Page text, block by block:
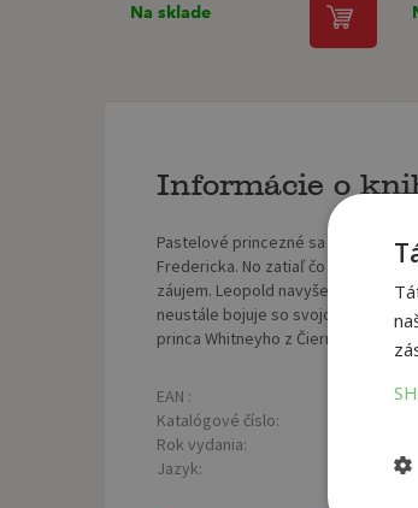
Na sklade
Informácie o
Pastelové princezné sa čoraz
Fredericka. No zatiaľ čo
záujem. Leopold navyše dostal od
neustále bojuje so svojou
princa Whitneyho z Čiernobieleho
EAN :
Katalógové číslo:
Rok vydania:
Jazyk: slovenčina